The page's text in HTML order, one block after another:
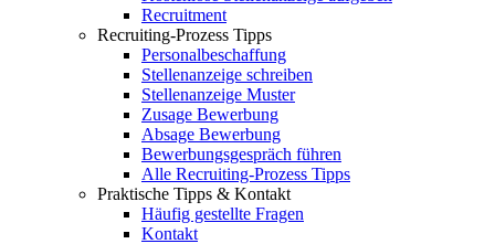
Recruitment
Recruiting-Prozess Tipps
Personalbeschaffung
Stellenanzeige schreiben
Stellenanzeige Muster
Zusage Bewerbung
Absage Bewerbung
Bewerbungsgespräch führen
Alle Recruiting-Prozess Tipps
Praktische Tipps & Kontakt
Häufig gestellte Fragen
Kontakt